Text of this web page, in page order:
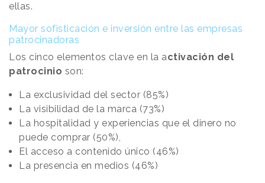
ellas.
Mayor sofisticación e inversión entre las empresas
patrocinadoras
Los cinco elementos clave en la activación del
patrocinio son:
La exclusividad del sector (85%)
La visibilidad de la marca (73%)
La hospitalidad y experiencias que el dinero no
puede comprar (50%),
El acceso a contenido único (46%)
La presencia en medios (46%)